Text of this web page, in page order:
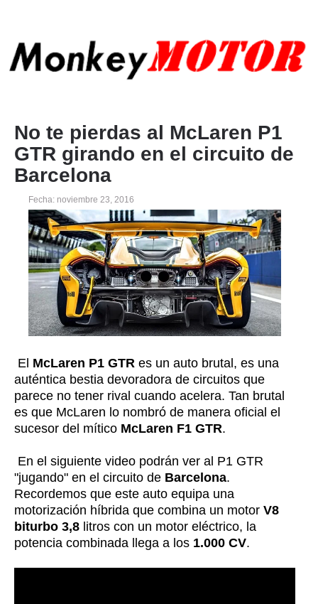
No te pierdas al McLaren P1
GTR girando en el circuito de
Barcelona
Fecha: noviembre 23, 2016
El McLaren P1 GTR es un auto brutal, es una
auténtica bestia devoradora de circuitos que
parece no tener rival cuando acelera. Tan brutal
es que McLaren lo nombró de manera oficial el
sucesor del mítico McLaren F1 GTR.
En el siguiente video podrán ver al P1 GTR
"jugando" en el circuito de Barcelona.
Recordemos que este auto equipa una
motorización híbrida que combina un motor V8
biturbo 3,8 litros con un motor eléctrico, la
potencia combinada llega a los 1.000 CV.